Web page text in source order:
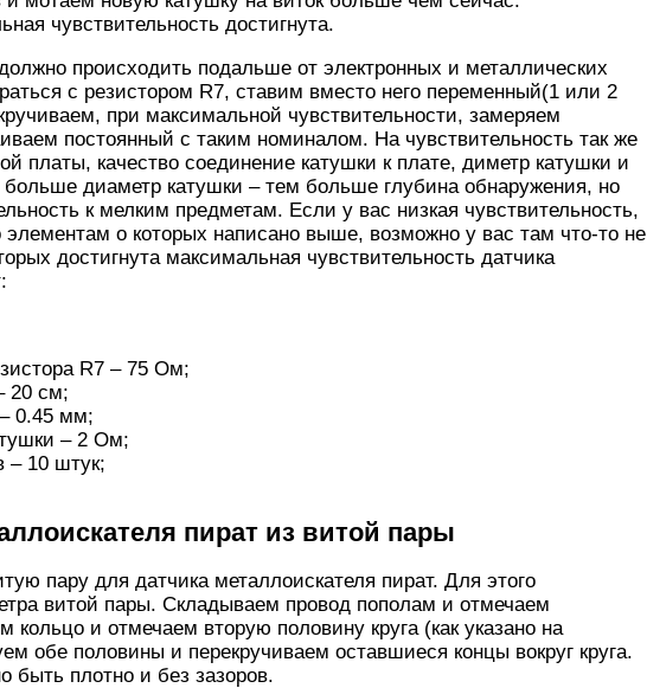
чувствительность достигнута.
происходить подальше от электронных и металлических
с резистором R7, ставим вместо него переменный(1 или 2
при максимальной чувствительности, замеряем
постоянный с таким номиналом. На чувствительность так же
платы, качество соединение катушки к плате, диметр катушки и
диаметр катушки – тем больше глубина обнаружения, но
к мелким предметам. Если у вас низкая чувствительность,
элементам о которых написано выше, возможно у вас там что-то не
достигнута максимальная чувствительность датчика
R7 – 75 Ом;
20 см;
0.45 мм;
– 2 Ом;
– 10 штук;
пират из витой пары
пару для датчика металлоискателя пират. Для этого
витой пары. Складываем провод пополам и отмечаем
кольцо и отмечаем вторую половину круга (как указано на
обе половины и перекручиваем оставшиеся концы вокруг круга.
быть плотно и без зазоров.